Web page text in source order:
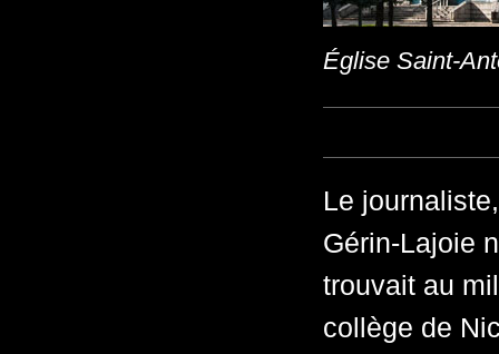
Église Saint-
Le
Gérin-Lajoie
trouvait au
collège de